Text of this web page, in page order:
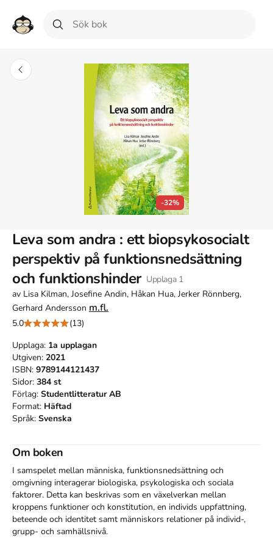
-32%
Leva som andra : ett biopsykosocialt
perspektiv på funktionsnedsättning
och funktionshinder Upplaga 1
av Lisa Kilman, Josefine Andin, Håkan Hua, Jerker Rönnberg,
Gerhard Andersson m.fl.
5.0
(13)
Upplaga: 1a upplagan
Utgiven: 2021
ISBN: 9789144121437
Sidor: 384 st
Förlag: Studentlitteratur AB
Format: Häftad
Språk: Svenska
Om boken
I samspelet mellan människa, funktionsnedsättning och
omgivning inter­agerar biologiska, psykologiska och sociala
faktorer. Detta kan beskrivas som en växelverkan mellan
kroppens funktioner och konstitution, en individs uppfattning,
beteende och identitet samt människors relationer på individ-,
grupp- och samhällsnivå.